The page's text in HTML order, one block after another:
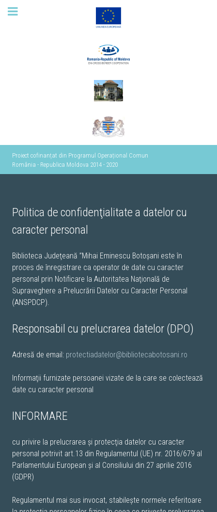
Proiect cofinanțat din Programul Operațional Comun
România - Republica Moldova 2014 - 2020
Politica de confidenţialitate a datelor cu
caracter personal
Biblioteca Judeţeană ”Mihai Eminescu Botoșani este în
proces de înregistrare ca operator de date cu caracter
personal prin Notificare la Autoritatea Naţională de
Supraveghere a Prelucrării Datelor cu Caracter Personal
(ANSPDCP).
Responsabil cu prelucrarea datelor (DPO)
Adresă de email: protectiadatelor@bibliotecabotosani.ro
Informaţii furnizate persoanei vizate de la care se colectează
date cu caracter personal
INFORMARE
cu privire la prelucrarea şi protecţia datelor cu caracter
personal potrivit art.13 din Regulamentul (UE) nr. 2016/679 al
Parlamentului European şi al Consiliului din 27 aprilie 2016
(GDPR)
Regulamentul mai sus invocat, stabileşte normele referitoare